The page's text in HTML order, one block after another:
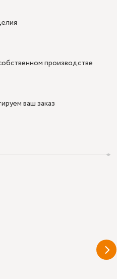
производстве
ваш заказ